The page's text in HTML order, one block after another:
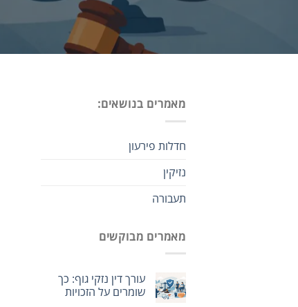
מאמרים בנושאים:
חדלות פירעון
נזיקין
תעבורה
מאמרים מבוקשים
עורך דין נזקי גוף: כך
שומרים על הזכויות